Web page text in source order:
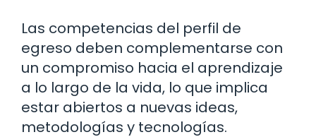
Las competencias del perfil de
egreso deben complementarse con
un compromiso hacia el aprendizaje
a lo largo de la vida, lo que implica
estar abiertos a nuevas ideas,
metodologías y tecnologías.